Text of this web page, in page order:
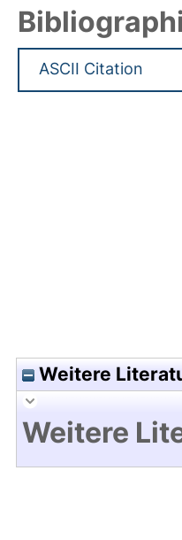
Weitere
Weitere